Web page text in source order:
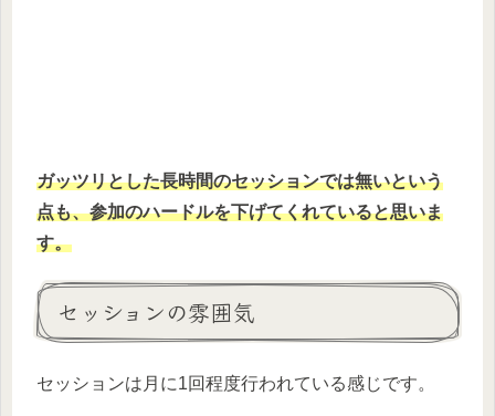
ガッツリとした長時間のセッションでは無いという
点も、参加のハードルを下げてくれていると思いま
す。
セッションの雰囲気
セッションは月に1回程度行われている感じです。